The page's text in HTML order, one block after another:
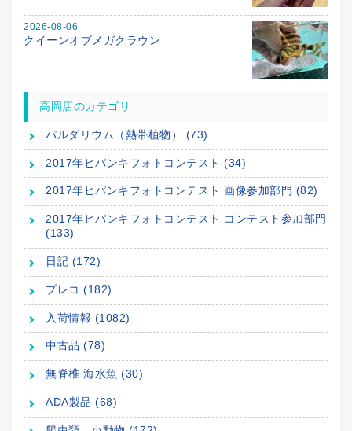
2026-08-06
クイーンオブメガクラウン
高岡店のカテゴリ
パルダリウム（熱帯植物） (73)
2017年ヒパンキフォトコンテスト (34)
2017年ヒパンキフォトコンテスト 画像参加部門 (82)
2017年ヒパンキフォトコンテスト コンテスト参加部門
(133)
日記 (172)
プレコ (182)
入荷情報 (1082)
中古品 (78)
無脊椎 海水魚 (30)
ADA製品 (68)